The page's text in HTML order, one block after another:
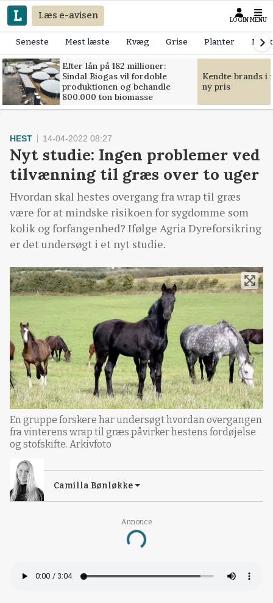
Læs e-avisen LOGIN MENU
Seneste Mest læste Kvæg Grise Planter
Efter lån på 182 millioner:
Sindal Biogas vil fordoble
produktionen og behandle
800.000 ton biomasse
Kendte brands i
ny pris
Annonce
Loading...
HEST 14-04-2022 08:27
Nyt studie: Ingen problemer ved
tilvænning til græs over to uger
Hvordan skal hestes overgang fra wrap til græs
være for at mindske risikoen for sygdomme som
kolik og forfangenhed? Ifølge Agria Dyreforsikring
er det undersøgt i et nyt studie.
En gruppe forskere har undersøgt hvordan overgangen
fra vinterens wrap til græs påvirker hestens fordøjelse
og stofskifte. Arkivfoto
Camilla Bønløkke